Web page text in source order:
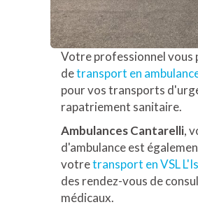
Votre professionnel vous
detransport en
pour vos transports
rapatriement sanitaire.
Ambulances Cantarelli,
d'ambulance est
votretransport en VSL
des rendez-vous de
médicaux.